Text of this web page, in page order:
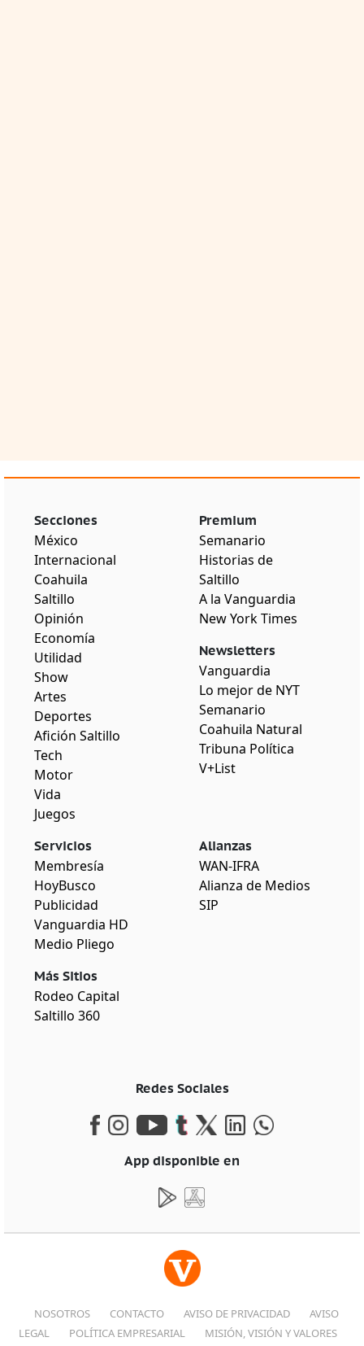
Secciones
México
Internacional
Coahuila
Saltillo
Opinión
Economía
Utilidad
Show
Artes
Deportes
Afición Saltillo
Tech
Motor
Vida
Juegos
Premium
Semanario
Historias de
Saltillo
A la Vanguardia
New York Times
Newsletters
Vanguardia
Lo mejor de NYT
Semanario
Coahuila Natural
Tribuna Política
V+List
Servicios
Membresía
HoyBusco
Publicidad
Vanguardia HD
Medio Pliego
Más Sitios
Rodeo Capital
Saltillo 360
Alianzas
WAN-IFRA
Alianza de Medios
SIP
Redes Sociales
App disponible en
NOSOTROS CONTACTO AVISO DE PRIVACIDAD
AVISO
LEGAL
POLÍTICA EMPRESARIAL
MISIÓN, VISIÓN Y VALORES